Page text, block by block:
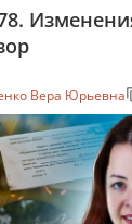
Вера Юрьевна